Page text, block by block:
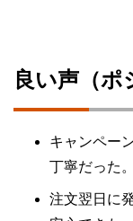
良い声（ポ
キャンペー
丁寧だった。
注文翌日に